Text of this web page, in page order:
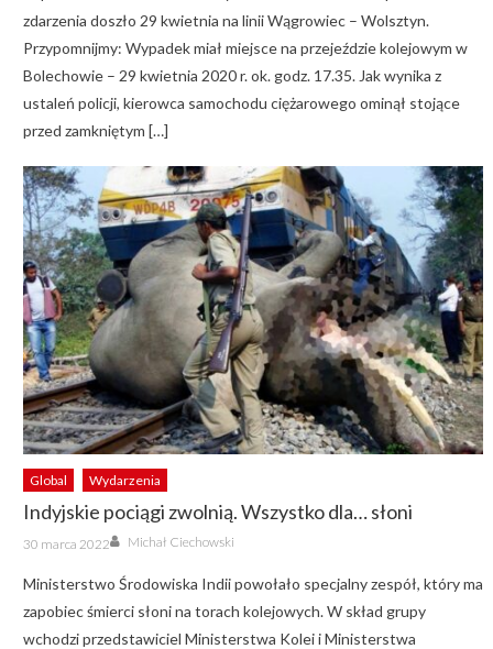
zdarzenia doszło 29 kwietnia na linii Wągrowiec – Wolsztyn.
Przypomnijmy: Wypadek miał miejsce na przejeździe kolejowym w
Bolechowie – 29 kwietnia 2020 r. ok. godz. 17.35. Jak wynika z
ustaleń policji, kierowca samochodu ciężarowego ominął stojące
przed zamkniętym […]
Global Wydarzenia
Indyjskie pociągi zwolnią. Wszystko dla… słoni
Posted
on
30 marca 2022 Author
Michał Ciechowski
Ministerstwo Środowiska Indii powołało specjalny zespół, który ma
zapobiec śmierci słoni na torach kolejowych. W skład grupy
wchodzi przedstawiciel Ministerstwa Kolei i Ministerstwa